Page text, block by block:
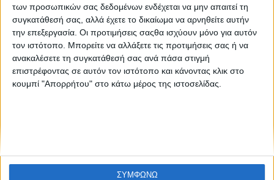
των προσωπικών σας δεδομένων ενδέχεται να μην απαιτεί τη
συγκατάθεσή σας, αλλά έχετε το δικαίωμα να αρνηθείτε αυτήν
την επεξεργασία. Οι προτιμήσεις σαςθα ισχύουν μόνο για αυτόν
τον ιστότοπο. Μπορείτε να αλλάξετε τις προτιμήσεις σας ή να
ανακαλέσετε τη συγκατάθεσή σας ανά πάσα στιγμή
επιστρέφοντας σε αυτόν τον ιστότοπο και κάνοντας κλικ στο
κουμπί "Απορρήτου" στο κάτω μέρος της ιστοσελίδας.
ΣΥΜΦΩΝΩ
None feed
CONNECT
NEWSLETTER